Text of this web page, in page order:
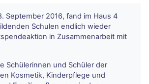
September 2016, fand im Haus 4
Schulen endlich wieder
in Zusammenarbeit mit
Schülerinnen und Schüler der
Kosmetik, Kinderpflege und